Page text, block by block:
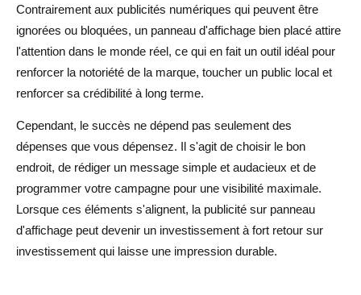
Contrairement aux publicités numériques qui peuvent être
ignorées ou bloquées, un panneau d'affichage bien placé attire
l'attention dans le monde réel, ce qui en fait un outil idéal pour
renforcer la notoriété de la marque, toucher un public local et
renforcer sa crédibilité à long terme.
Cependant, le succès ne dépend pas seulement des
dépenses que vous dépensez. Il s'agit de choisir le bon
endroit, de rédiger un message simple et audacieux et de
programmer votre campagne pour une visibilité maximale.
Lorsque ces éléments s'alignent, la publicité sur panneau
d'affichage peut devenir un investissement à fort retour sur
investissement qui laisse une impression durable.